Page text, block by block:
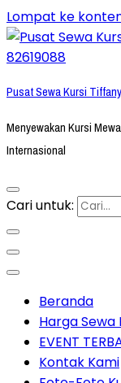
Lompat ke
Pusat Sewa Kursi
Menyewakan Kursi
Internasional
Cari untuk:
Beranda
Harga Sewa
EVENT
Kontak Kami